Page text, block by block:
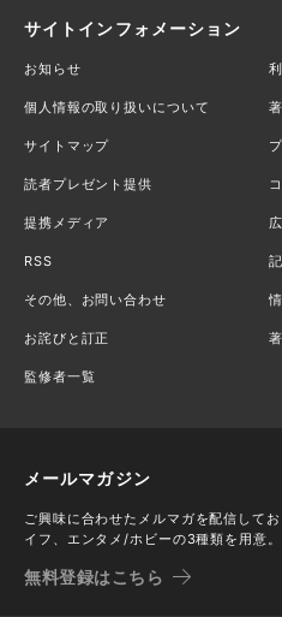
サイトインフォメーション
お知らせ
個人情報の取り扱いについて
サイトマップ
読者プレゼント提供
提携メディア
RSS
その他、お問い合わせ
お詫びと訂正
監修者一覧
メールマガジン
ご興味に合わせたメルマガを配信して
イフ、エンタメ/ホビーの3種類を用意。
無料登録はこちら